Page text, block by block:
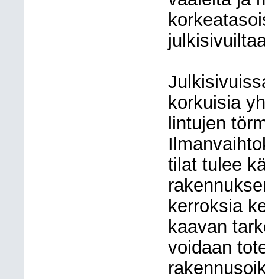
korkuisia
lintujen
tilat tulee
kerroksia
kaavan
voidaan